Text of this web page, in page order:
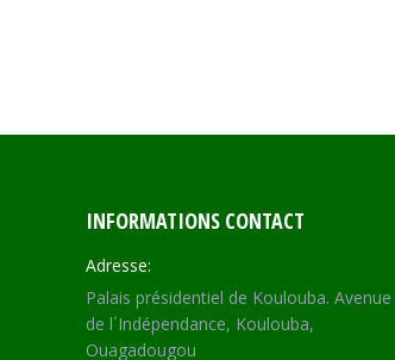
INFORMATIONS CONTACT
Adresse:
Palais présidentiel de Koulouba. Avenue
de l´Indépendance, Koulouba,
Ouagadougou